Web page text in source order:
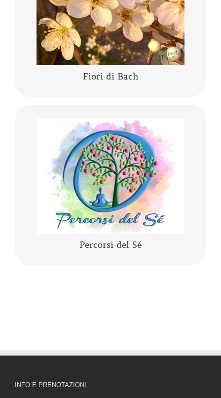
Fiori di Bach
CONTINUA A LEGGERE
Percorsi del Sé
Lo yoga, la meditazione, la mindfulness, lo
yogaterapia, il rilassamento guidato sono
percorsi del Sé che ci conducono alla porta di
noi stessi.
CONTINUA A LEGGERE
INFO E PRENOTAZIONI